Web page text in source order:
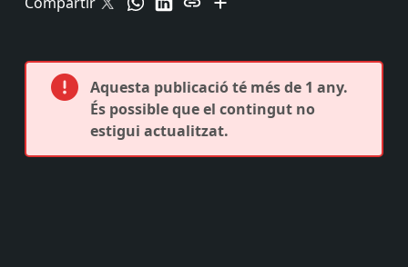
Aquesta publicació té més de 1 any.
És possible que el contingut no
estigui actualitzat.